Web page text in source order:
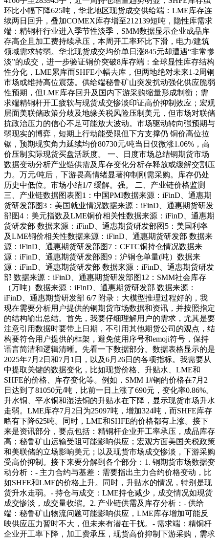
环比小幅下降625吨，华北地区现货成交供给端：LME库存连
续两日回升，叠加COMEX库存增至212139短吨，隐性库需求
端：精铜杆行业进入季节性淡季，SMM数据显示企业成品库
存高企且加工费持续承压，本周开工率环比下滑，电力/建筑
领域需求转弱。华北现货成交均价单日涨845元却遭遇“非常惨
淡”的成交，进一步验证铜价突破8库存端：全球显性库存结构
性分化，LME累库而SHFE小幅去库，但两地绝对未来1-2周铜
市场或维持高位震荡。供给端秘鲁矿山突发扰动强化供应脆弱
性预期，但LME库存回升及国内下游采购缩量形成制衡；需
求端精铜杆开工疲软与现货成交惨淡印证高价抑制效应；宏观
层面美联储政策分歧及地缘关税风险压制美元，但市场对联储
抗政治压力的信心不足可能放大波动。市场驱动转向强预期与
弱现实的博弈，短期上行动能受限但下方支撑仍 铜价高位拉
锯，预期现实角力延续均价80730元/吨当日仅微涨1.06%，高
价压制实际现货买盘活跃度。 一、日度市场总结铜期货市场
数据变动分析产业链供需及库存变化分析存释放或缓解交割压
力。万元/吨后，下游畏高情绪显著抑制刚需采购。库存仍处
历史中低位。市场小结1/7 缓解。强。 二、产业链价格监测
三、产业链数据图表图1：中国PMI数据来源：iFinD、通惠期
货研发部图3：美国就业情况数据来源：iFinD、通惠期货研发
部图4：美元指数及LME铜价相关性数据来源：iFinD、通惠期
货研发部 数据来源：iFinD、通惠期货研发部图5：美国利率
及LME铜价相关性数据来源：iFinD、通惠期货研发部 数据来
源：iFinD、通惠期货研发部图7：CFTC铜持仓情况数据来
源：iFinD、通惠期货研发部图9：沪铜仓单量(吨）数据来
源：iFinD、通惠期货研发部 数据来源：iFinD、通惠期货研发
部 数据来源：iFinD、通惠期货研发部图12：SMM社会库存
（万吨）数据来源：iFinD、通惠期货研发部 数据来源：
iFinD、通惠期货研发部 6/7 附录：大模型推理过程好的，我
现在需要分析用户提供的铜期货市场数据和资讯，并按照指定
的结构输出总结。首先，我要仔细理解用户的需求，尤其是要
注意引用数据时要带上日期，不引用其他期货公司的观点，结
构要符合用户提供的框架，避免使用序号和emoji符号，保持
语言简洁和逻辑清晰。先看一下数据部分。数据表格显示的是
2025年7月2日和7月1日，以及6月26日的各项指标。我需要从
中提取关键的数据变化，比如现货价格、升贴水、LME和
SHFE的价格、库存变化等。例如，SMM 1#铜的价格在7月2
日达到了81050元/吨，比前一日上涨了690元，变化率0.86%。
升水铜、平水铜和湿法铜的升贴水在下降，显示现货市场升水
走弱。LME库存7月2日为25097吨，增加324吨，而SHFE库存
略有下降625吨。同时，LME和SHFE的价格都有上涨。接下
来是资讯部分，要点包括：精铜杆企业开工率承压，成品库存
高；秘鲁矿山运输受阻可能影响供应；宏观方面美国关税政策
和美联储的立场影响美元；以及现货市场成交惨淡，下游采购
受高价抑制。接下来要分解到各个部分：1. 铜期货市场数据变
动分析：- 主力合约与基差：需要指出主力合约价格变动，比
如SHFE和LME的价格上升。同时，升贴水的情况，特别是现
货升水走弱。- 持仓与成交：LME持仓减少，成交情况如现货
成交惨淡，成交量收缩。2. 产业链供需及库存分析：- 供给
端：秘鲁矿山物流问题可能影响供应，LME库存增加可能反
映供应压力暂时不大，但未来有潜在干扰。- 需求端：精铜杆
企业开工率下降，加工费承压，现货高价抑制下游采购，需求